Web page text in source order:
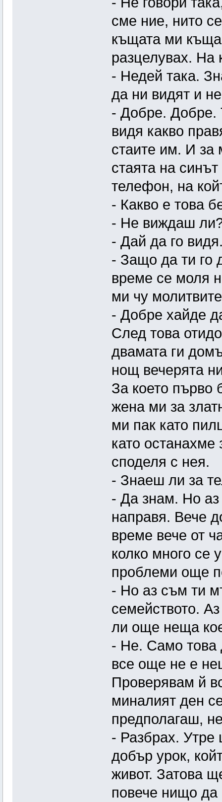
сме ние, нито
къщата ми
разцелувах. На
- Недей така.
да ни видят и
- Добре. Добре.
видя какво
стаите им. И за
стаята на
телефон, на
- Какво е това
- Не виждаш
- Дай да го
- Защо да ти го
време се моля
ми чу
- Добре хайде
След това
двамата ги
нощ вечерята
За което първо
жена ми за
ми пак като
като
споделя с нея.
- Знаеш ли за
- Да знам. Но
направя. Вече
време вече от
колко много се
проблеми още
- Но аз съм ти
семейството.
ли още неща
- Не. Само това
все още не е
Проверявам й
миналият ден
предполагаш,
- Разбрах.
добър урок,
живот. Затова
повече нищо да